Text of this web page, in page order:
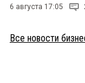
6 августа 17:05
Все новости